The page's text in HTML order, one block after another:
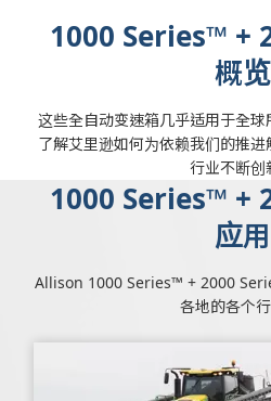
1000 Series™ +
概览
这些全自动变速箱几乎适用于全球
了解艾里逊如何为依赖我们的推
行业不断创
1000 Series™ +
应用
Allison 1000 Series™ + 2000
各地的各个行